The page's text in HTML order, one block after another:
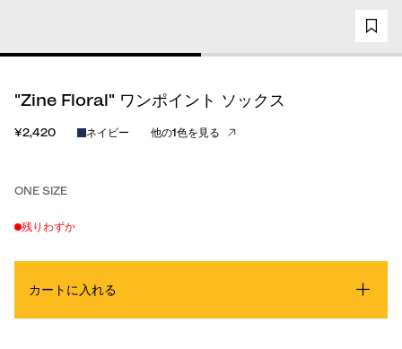
"Zine Floral" ワンポイント ソックス
¥2,420 ネイビー 他の1色を見る
ONE SIZE
残りわずか
カートに入れる